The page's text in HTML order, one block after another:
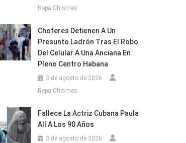
Repa Chismes
Choferes Detienen A Un
Presunto Ladrón Tras El Robo
Del Celular A Una Anciana En
Pleno Centro Habana
3 de agosto de 2026
Repa Chismes
Fallece La Actriz Cubana Paula
Alí A Los 90 Años
3 de agosto de 2026